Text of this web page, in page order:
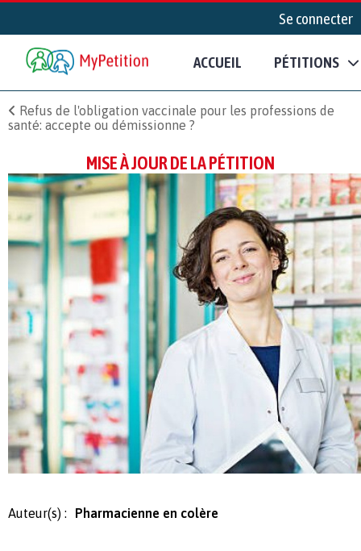
Se connecter
ACCUEIL PÉTITIONS
Refus de l'obligation vaccinale pour les professions de
santé: accepte ou démissionne ?
MISE À JOUR DE LA PÉTITION
Auteur(s) : Pharmacienne en colère